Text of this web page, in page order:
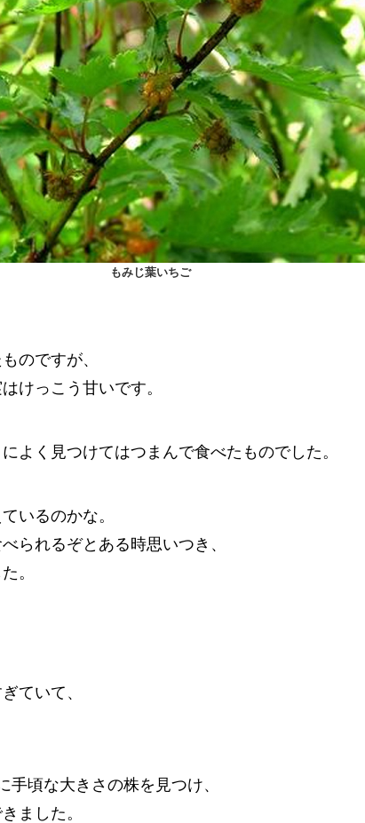
もみじ葉いちご
のですが、
けっこう甘いです。
よく見つけてはつまんで食べたものでした。
いるのかな。
られるぞとある時思いつき、
。
ていて、
手頃な大きさの株を見つけ、
ました。